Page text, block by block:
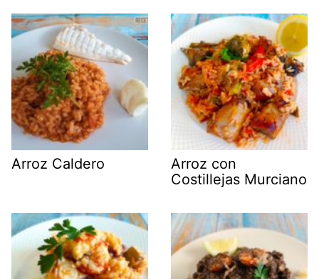
Arroz Caldero
Arroz con
Costillejas Murciano